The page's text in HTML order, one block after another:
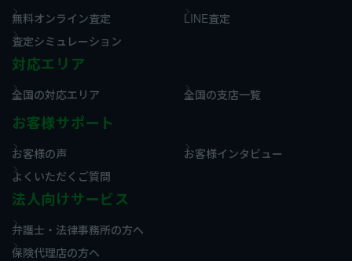
無料オンライン査定
LINE査定
査定シミュレーション
対応エリア
全国の対応エリア 全国の支店一覧
お客様サポート
お客様の声
お客様インタビュー
よくいただくご質問
法人向けサービス
弁護士・法律事務所の方へ
保険代理店の方へ